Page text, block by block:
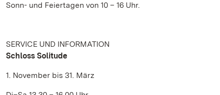
Sonn- und Feiertagen von 10 – 16 Uhr.
SERVICE UND INFORMATION
Schloss Solitude
1. November bis 31. März